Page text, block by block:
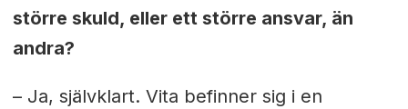
större skuld, eller ett större ansvar, än
andra?
– Ja, självklart. Vita befinner sig i en